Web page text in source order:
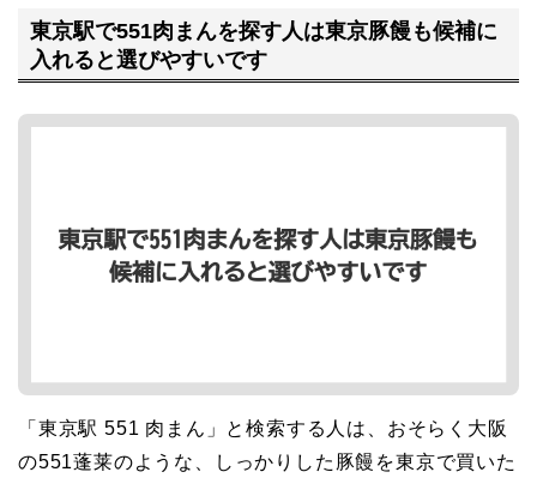
東京駅で551肉まんを探す人は東京豚饅も候補に
入れると選びやすいです
「東京駅 551 肉まん」と検索する人は、おそらく大阪
の551蓬莱のような、しっかりした豚饅を東京で買いた